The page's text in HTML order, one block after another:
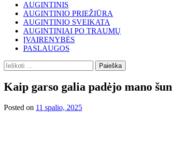
AUGINTINIS
AUGINTINIO PRIEŽIŪRA
AUGINTINIO SVEIKATA
AUGINTINIAI PO TRAUMŲ
ĮVAIRENYBĖS
PASLAUGOS
Ieškoti:
Kaip garso galia padėjo mano
Posted on 11 spalio, 2025